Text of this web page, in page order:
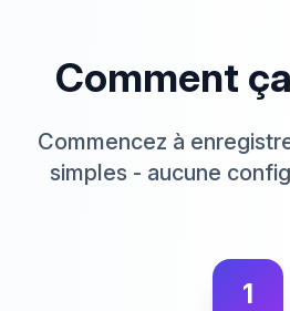
Comment
Commencez à
simples - aucune
1